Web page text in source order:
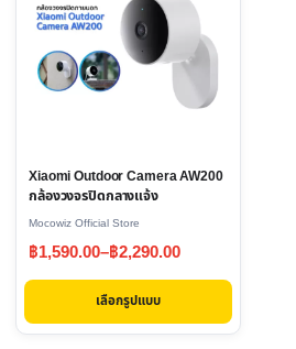
Xiaomi Outdoor Camera AW200
กล้องวงจรปิดกลางแจ้ง
Mocowiz Official Store
฿1,590.00–฿2,290.00
Price
range:
฿1,590.00
through
เลือกรูปแบบ
has
multiple
variants.
be
chosen
on
the
page